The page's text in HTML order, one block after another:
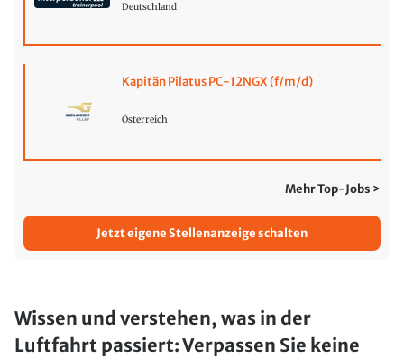
Deutschland
Kapitän Pilatus PC-12NGX (f/m/d)
Österreich
Mehr Top-Jobs >
Jetzt eigene Stellenanzeige schalten
Wissen und verstehen, was in der
Luftfahrt passiert: Verpassen Sie keine